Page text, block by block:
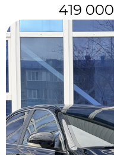
419 000